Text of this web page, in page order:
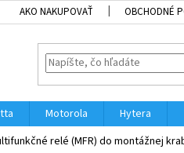
AKO NAKUPOVAŤ OBCHODNÉ
Motorola Hytera
relé (MFR) do montážnej